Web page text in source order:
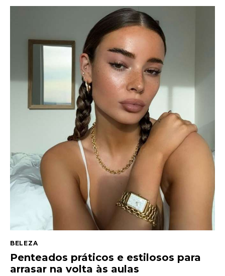
BELEZA
Penteados práticos e estilosos para
arrasar na volta às aulas